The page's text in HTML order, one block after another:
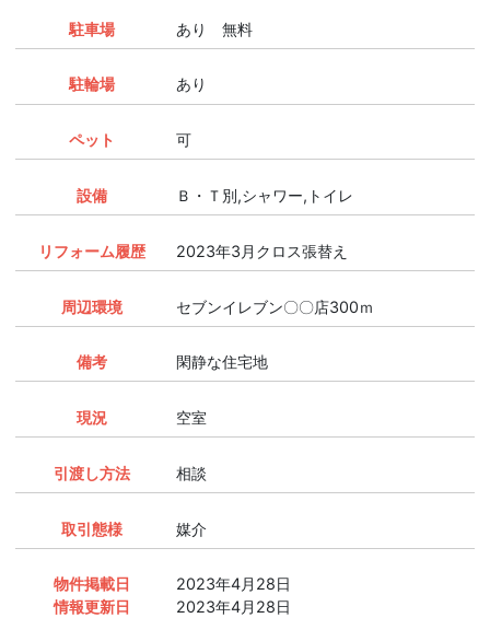
駐車場 あり 無料
駐輪場 あり
ペット 可
設備 Ｂ・Ｔ別,シャワー,トイレ
リフォーム履歴 2023年3月クロス張替え
周辺環境 セブンイレブン〇〇店300ｍ
備考 閑静な住宅地
現況 空室
引渡し方法 相談
取引態様 媒介
物件掲載日
情報更新日
2023年4月28日
2023年4月28日